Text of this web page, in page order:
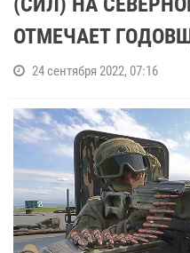
ОТМЕЧАЕТ
24 сентября 2022, 07:16